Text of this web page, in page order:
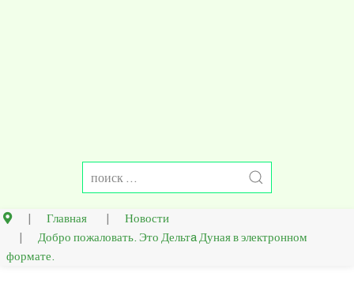
Главная
Новости
Добро пожаловать. Это Дельтa Дуная в электронном
формате.